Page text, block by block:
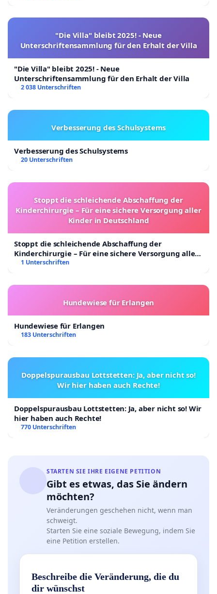
"Die Villa" bleibt 2025! - Neue
Unterschriftensammlung für den Erhalt der Villa
"Die Villa" bleibt 2025! - Neue
Unterschriftensammlung für den Erhalt der Villa
2 038 Unterschriften
Verbesserung des Schulsystems
Verbesserung des Schulsystems
20 Unterschriften
Stoppt die schleichende Abschaffung der
Kinderchirurgie – Für eine sichere Versorgung aller
Kinder in Deutschland
Stoppt die schleichende Abschaffung der
Kinderchirurgie – Für eine sichere Versorgung aller
Kinder in Deutschland
1 Unterschriften
Hundewiese für Erlangen
Hundewiese für Erlangen
183 Unterschriften
Doppelspurausbau Lottstetten: Ja, aber nicht so!
Wir hier haben auch Rechte!
Doppelspurausbau Lottstetten: Ja, aber nicht so! Wir
hier haben auch Rechte!
770 Unterschriften
STARTEN SIE IHRE EIGENE PETITION
Gibt es etwas, das Sie ändern
möchten?
Veränderungen geschehen nicht, wenn man
schweigt.
Starten Sie eine soziale Bewegung, indem Sie
eine Petition erstellen.
Beschreibe die Veränderung, die du
dir wünschst